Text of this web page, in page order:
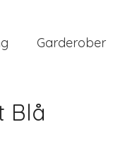
Garderober
Blå